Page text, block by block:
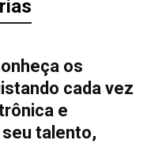
os
cada vez
e
talento,